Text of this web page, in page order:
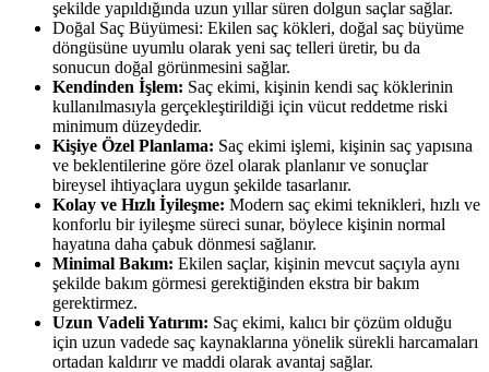
şekilde yapıldığında uzun yıllar süren dolgun saçlar sağlar.
Doğal Saç Büyümesi: Ekilen saç kökleri, doğal saç büyüme
döngüsüne uyumlu olarak yeni saç telleri üretir, bu da
sonucun doğal görünmesini sağlar.
Kendinden İşlem: Saç ekimi, kişinin kendi saç köklerinin
kullanılmasıyla gerçekleştirildiği için vücut reddetme riski
minimum düzeydedir.
Kişiye Özel Planlama: Saç ekimi işlemi, kişinin saç yapısına
ve beklentilerine göre özel olarak planlanır ve sonuçlar
bireysel ihtiyaçlara uygun şekilde tasarlanır.
Kolay ve Hızlı İyileşme: Modern saç ekimi teknikleri, hızlı ve
konforlu bir iyileşme süreci sunar, böylece kişinin normal
hayatına daha çabuk dönmesi sağlanır.
Minimal Bakım: Ekilen saçlar, kişinin mevcut saçıyla aynı
şekilde bakım görmesi gerektiğinden ekstra bir bakım
gerektirmez.
Uzun Vadeli Yatırım: Saç ekimi, kalıcı bir çözüm olduğu
için uzun vadede saç kaynaklarına yönelik sürekli harcamaları
ortadan kaldırır ve maddi olarak avantaj sağlar.